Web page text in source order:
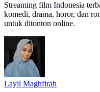
Streaming film Indonesia
komedi, drama, horor, dan
untuk ditonton online.
Layli Maghfirah